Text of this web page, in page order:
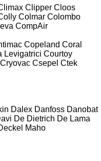
Clipper Cloos
Colmar Colombo
CompAir
Copeland Coral
Levigatrici Courtoy
Cryovac Csepel Ctek
Dalex Danfoss Danobat
De Dietrich De Lama
Maho